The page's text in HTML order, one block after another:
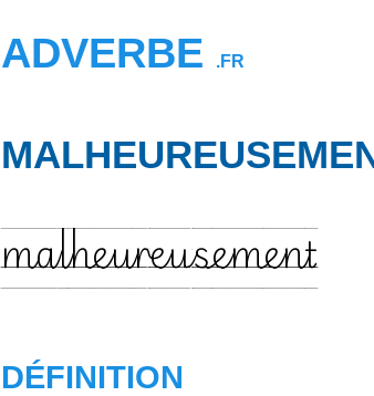
ADVERBE .FR
malheureusement
DÉFINITION